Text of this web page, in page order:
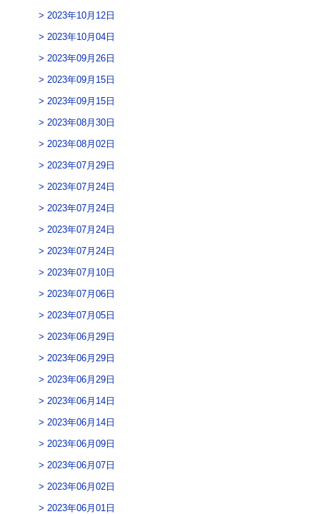
2023年10月12日
2023年10月04日
2023年09月26日
2023年09月15日
2023年09月15日
2023年08月30日
2023年08月02日
2023年07月29日
2023年07月24日
2023年07月24日
2023年07月24日
2023年07月24日
2023年07月10日
2023年07月06日
2023年07月05日
2023年06月29日
2023年06月29日
2023年06月29日
2023年06月14日
2023年06月14日
2023年06月09日
2023年06月07日
2023年06月02日
2023年06月01日